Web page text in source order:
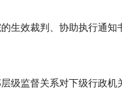
的生效裁判、协助执行通
级监督关系对下级行政